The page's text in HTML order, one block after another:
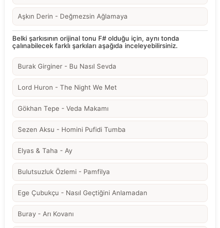
Aşkın Derin - Değmezsin Ağlamaya
Belki şarkısının orijinal tonu F# olduğu için, aynı tonda
çalınabilecek farklı şarkıları aşağıda inceleyebilirsiniz.
Burak Girginer - Bu Nasıl Sevda
Lord Huron - The Night We Met
Gökhan Tepe - Veda Makamı
Sezen Aksu - Homini Pufidi Tumba
Elyas & Taha - Ay
Bulutsuzluk Özlemi - Pamfilya
Ege Çubukçu - Nasıl Geçtiğini Anlamadan
Buray - Arı Kovanı